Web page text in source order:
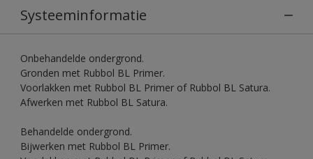
Systeeminformatie
Onbehandelde ondergrond.
Gronden met Rubbol BL Primer.
Voorlakken met Rubbol BL Primer of Rubbol BL Satura.
Afwerken met Rubbol BL Satura.
Behandelde ondergrond.
Bijwerken met Rubbol BL Primer.